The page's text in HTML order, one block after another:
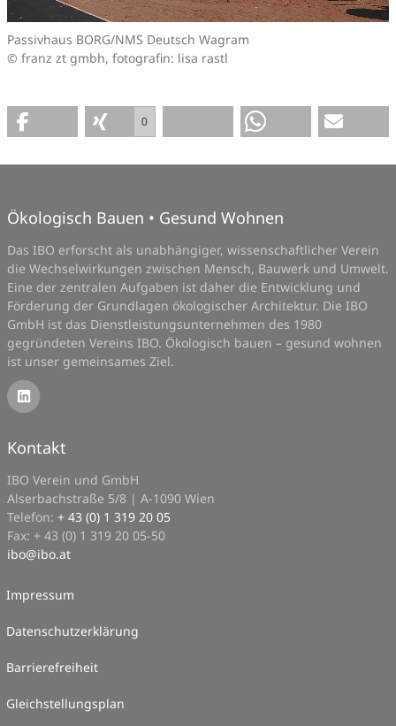
Passivhaus BORG/NMS Deutsch Wagram
© franz zt gmbh, fotografin: lisa rastl
0
Ökologisch Bauen • Gesund Wohnen
Das IBO erforscht als unabhängiger, wissenschaftlicher Verein
die Wechselwirkungen zwischen Mensch, Bauwerk und Umwelt.
Eine der zentralen Aufgaben ist daher die Entwicklung und
Förderung der Grundlagen ökologischer Architektur. Die IBO
GmbH ist das Dienstleistungsunternehmen des 1980
gegründeten Vereins IBO. Ökologisch bauen – gesund wohnen
ist unser gemeinsames Ziel.
Kontakt
IBO Verein und GmbH
Alserbachstraße 5/8 | A-1090 Wien
Telefon: + 43 (0) 1 319 20 05
Fax: + 43 (0) 1 319 20 05-50
ibo@ibo.at
Impressum
Datenschutzerklärung
Barrierefreiheit
Gleichstellungsplan